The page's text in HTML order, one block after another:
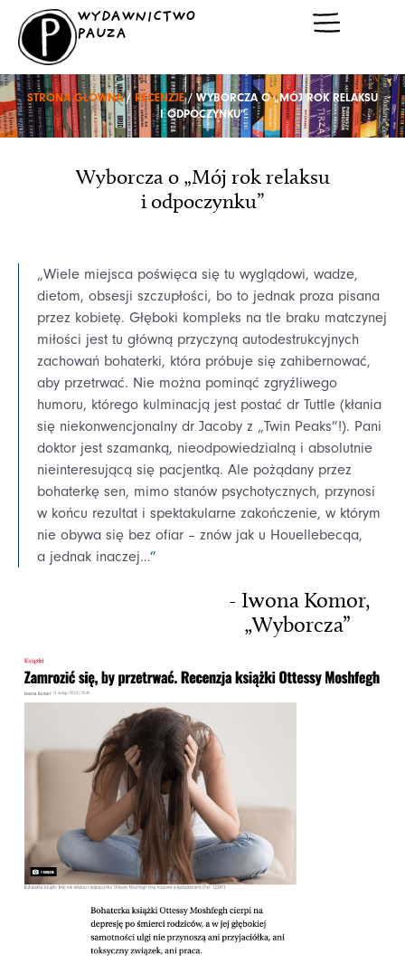
Przejdź
treści
WYDAWNICTWO
PAUZA
STRONA GŁÓWNA/ RECENZJE/ WYBORCZA O „MÓJ ROK RELAKSU
I ODPOCZYNKU”
Wyborcza o „Mój rok relaksu
i odpoczynku”
„Wiele miejsca poświęca się tu wyglądowi, wadze,
dietom, obsesji szczupłości, bo to jednak proza pisana
przez kobietę. Głęboki kompleks na tle braku matczynej
miłości jest tu główną przyczyną autodestrukcyjnych
zachowań bohaterki, która próbuje się zahibernować,
aby przetrwać. Nie można pominąć zgryźliwego
humoru, którego kulminacją jest postać dr Tuttle (kłania
się niekonwencjonalny dr Jacoby z „Twin Peaks”!). Pani
doktor jest szamanką, nieodpowiedzialną i absolutnie
nieinteresującą się pacjentką. Ale pożądany przez
bohaterkę sen, mimo stanów psychotycznych, przynosi
w końcu rezultat i spektakularne zakończenie, w którym
nie obywa się bez ofiar – znów jak u Houellebecqa,
a jednak inaczej…”
- Iwona Komor,
„Wyborcza”